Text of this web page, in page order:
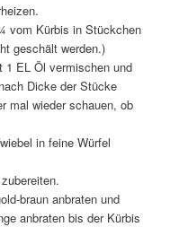
vom Kürbis in Stückchen
geschält werden.)
1 EL Öl vermischen und
Dicke der Stücke
mal wieder schauen, ob
in feine Würfel
braun anbraten und
anbraten bis der Kürbis